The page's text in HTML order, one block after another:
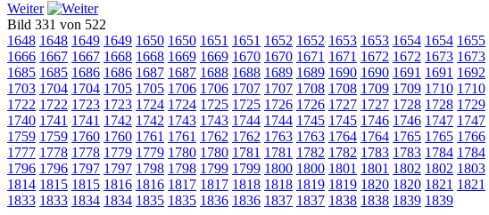
Weiter
Bild 331 von 522
1648 1648 1649 1649 1650 1650 1651 1651 1652 1652 1653 1653 1654 1654 1655
1666 1667 1667 1668 1668 1669 1669 1670 1670 1671 1671 1672 1672 1673 1673
1685 1685 1686 1686 1687 1687 1688 1688 1689 1689 1690 1690 1691 1691 1692
1703 1704 1704 1705 1705 1706 1706 1707 1707 1708 1708 1709 1709 1710 1710
1722 1722 1723 1723 1724 1724 1725 1725 1726 1726 1727 1727 1728 1728 1729
1740 1741 1741 1742 1742 1743 1743 1744 1744 1745 1745 1746 1746 1747 1747
1759 1759 1760 1760 1761 1761 1762 1762 1763 1763 1764 1764 1765 1765 1766
1777 1778 1778 1779 1779 1780 1780 1781 1781 1782 1782 1783 1783 1784 1784
1796 1796 1797 1797 1798 1798 1799 1799 1800 1800 1801 1801 1802 1802 1803
1814 1815 1815 1816 1816 1817 1817 1818 1818 1819 1819 1820 1820 1821 1821
1833 1833 1834 1834 1835 1835 1836 1836 1837 1837 1838 1838 1839 1839